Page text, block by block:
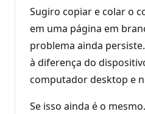
Sugiro copiar e colar o
em uma página em
problema ainda
à diferença do
computador desktop e
Se isso ainda é o